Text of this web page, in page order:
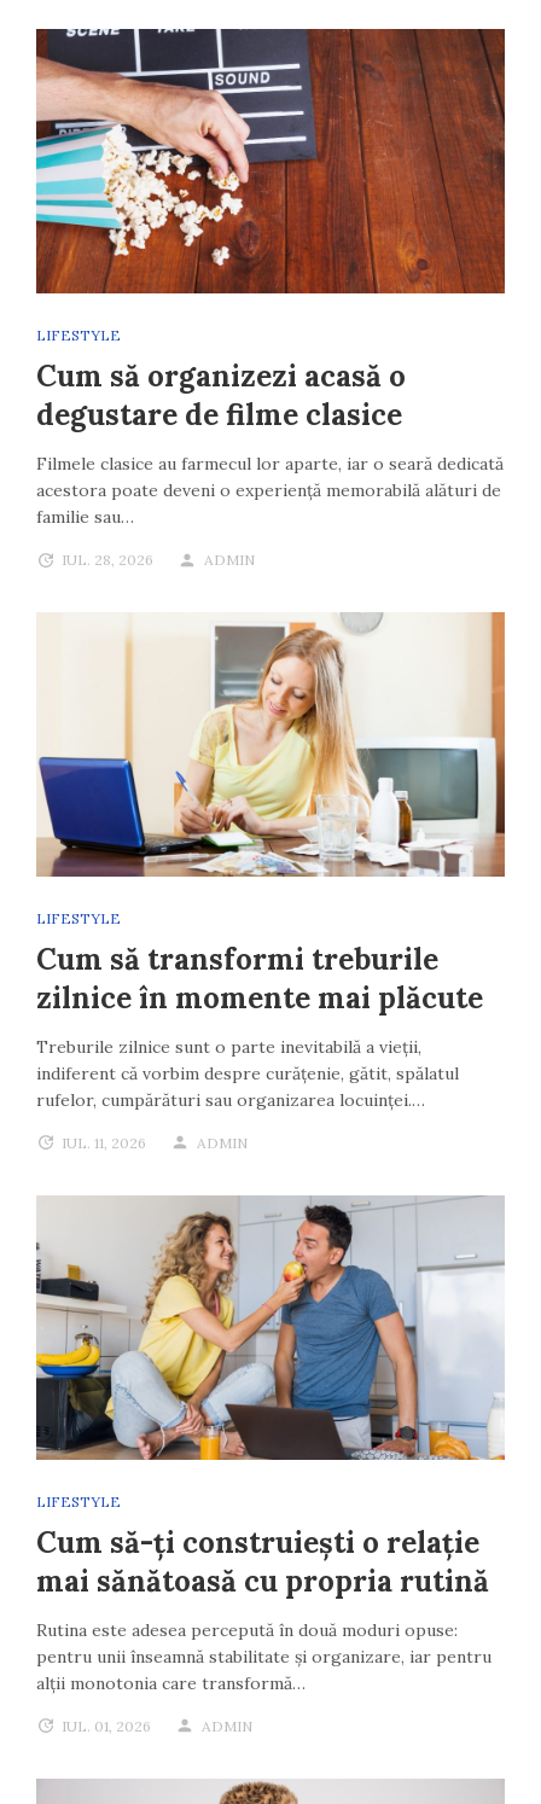
LIFESTYLE
Cum să organizezi acasă o
degustare de filme clasice
Filmele clasice au farmecul lor aparte, iar o seară dedicată
acestora poate deveni o experiență memorabilă alături de
familie sau…
IUL. 28, 2026 ADMIN
LIFESTYLE
Cum să transformi treburile
zilnice în momente mai plăcute
Treburile zilnice sunt o parte inevitabilă a vieții,
indiferent că vorbim despre curățenie, gătit, spălatul
rufelor, cumpărături sau organizarea locuinței.…
IUL. 11, 2026 ADMIN
LIFESTYLE
Cum să-ți construiești o relație
mai sănătoasă cu propria rutină
Rutina este adesea percepută în două moduri opuse:
pentru unii înseamnă stabilitate și organizare, iar pentru
alții monotonia care transformă…
IUL. 01, 2026 ADMIN